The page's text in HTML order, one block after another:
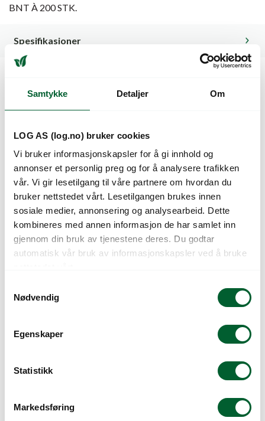
Samtykke Detaljer Om
LOG AS (log.no) bruker cookies
Vi bruker informasjonskapsler for å gi innhold og
annonser et personlig preg og for å analysere trafikken
vår. Vi gir lesetilgang til våre partnere om hvordan du
bruker nettstedet vårt. Lesetilgangen brukes innen
sosiale medier, annonsering og analysearbeid. Dette
kombineres med annen informasjon de har samlet inn
gjennom din bruk av tjenestene deres. Du godtar
automatisk vår bruk av informasjonskapsler ved å bruke
Nødvendig
Egenskaper
Statistikk
Markedsføring
BNT À 200 STK.
Spesifikasjoner
Kunder så også på
BÆREPOSE 3PK
NORSKEBÆR(200)
BÆREPOSE MED
LOGOTRYKK
BÆREPOSE PAPIR 17L
BÆREPOSE PAPIR